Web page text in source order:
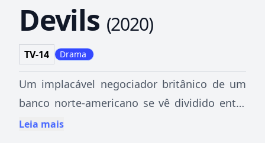
Devils (2020)
TV-14 Drama
Um implacável negociador britânico de um
banco norte-americano se vê dividido entre
lutar contra seu mentor no mundo das
Leia mais